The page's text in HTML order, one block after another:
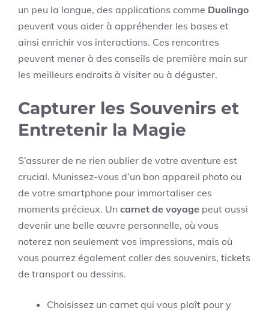
un peu la langue, des applications comme Duolingo
peuvent vous aider à appréhender les bases et
ainsi enrichir vos interactions. Ces rencontres
peuvent mener à des conseils de première main sur
les meilleurs endroits à visiter ou à déguster.
Capturer les Souvenirs et
Entretenir la Magie
S’assurer de ne rien oublier de votre aventure est
crucial. Munissez-vous d’un bon appareil photo ou
de votre smartphone pour immortaliser ces
moments précieux. Un carnet de voyage peut aussi
devenir une belle œuvre personnelle, où vous
noterez non seulement vos impressions, mais où
vous pourrez également coller des souvenirs, tickets
de transport ou dessins.
Choisissez un carnet qui vous plaît pour y